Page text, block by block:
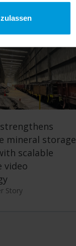
mineral storage
scalable
video
Story